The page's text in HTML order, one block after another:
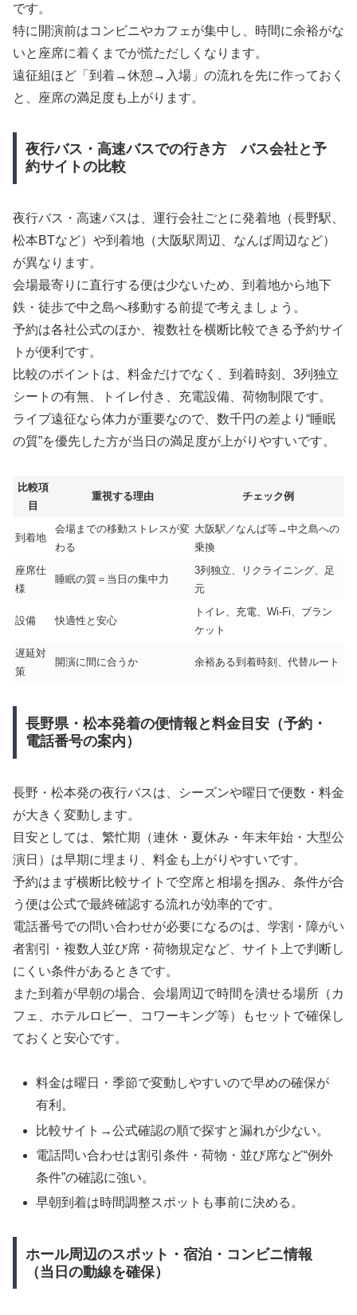
です。
特に開演前はコンビニやカフェが集中し、時間に余裕がな
いと座席に着くまでが慌ただしくなります。
遠征組ほど「到着→休憩→入場」の流れを先に作っておく
と、座席の満足度も上がります。
夜行バス・高速バスでの行き方 バス会社と予
約サイトの比較
夜行バス・高速バスは、運行会社ごとに発着地（長野駅、
松本BTなど）や到着地（大阪駅周辺、なんば周辺など）
が異なります。
会場最寄りに直行する便は少ないため、到着地から地下
鉄・徒歩で中之島へ移動する前提で考えましょう。
予約は各社公式のほか、複数社を横断比較できる予約サイ
トが便利です。
比較のポイントは、料金だけでなく、到着時刻、3列独立
シートの有無、トイレ付き、充電設備、荷物制限です。
ライブ遠征なら体力が重要なので、数千円の差より“睡眠
の質”を優先した方が当日の満足度が上がりやすいです。
比較項
目
重視する理由 チェック例
到着地
会場までの移動ストレスが変
わる
大阪駅／なんば等→中之島への
乗換
座席仕
様
睡眠の質＝当日の集中力
3列独立、リクライニング、足
元
設備 快適性と安心
トイレ、充電、Wi-Fi、ブラン
ケット
遅延対
策
開演に間に合うか 余裕ある到着時刻、代替ルート
長野県・松本発着の便情報と料金目安（予約・
電話番号の案内）
長野・松本発の夜行バスは、シーズンや曜日で便数・料金
が大きく変動します。
目安としては、繁忙期（連休・夏休み・年末年始・大型公
演日）は早期に埋まり、料金も上がりやすいです。
予約はまず横断比較サイトで空席と相場を掴み、条件が合
う便は公式で最終確認する流れが効率的です。
電話番号での問い合わせが必要になるのは、学割・障がい
者割引・複数人並び席・荷物規定など、サイト上で判断し
にくい条件があるときです。
また到着が早朝の場合、会場周辺で時間を潰せる場所（カ
フェ、ホテルロビー、コワーキング等）もセットで確保し
ておくと安心です。
料金は曜日・季節で変動しやすいので早めの確保が
有利。
比較サイト→公式確認の順で探すと漏れが少ない。
電話問い合わせは割引条件・荷物・並び席など“例外
条件”の確認に強い。
早朝到着は時間調整スポットも事前に決める。
ホール周辺のスポット・宿泊・コンビニ情報
（当日の動線を確保）